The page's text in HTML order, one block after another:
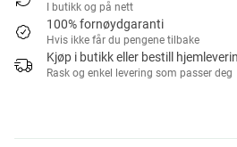
I butikk og på nett
100% fornøydgaranti
Hvis ikke får du pengene tilbake
Kjøp i butikk eller bestill
Rask og enkel levering som passer deg